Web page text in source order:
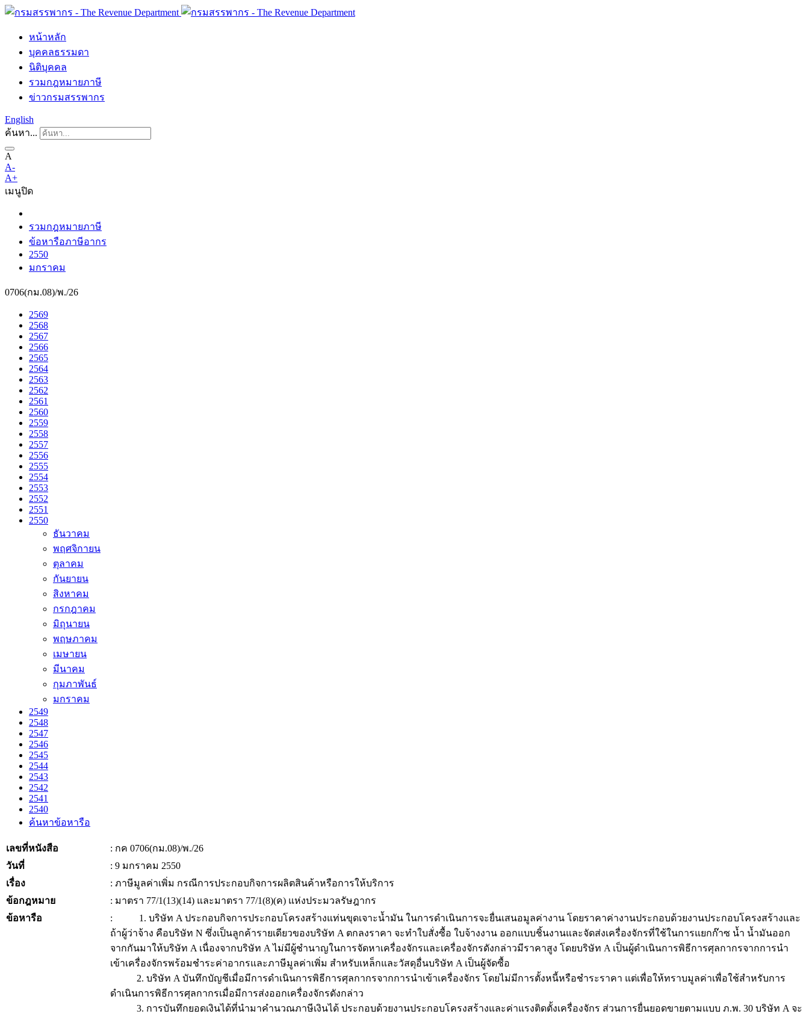
หน้าหลัก
บุคคลธรรมดา
นิติบุคคล
รวมกฎหมายภาษี
ข่าวกรมสรรพากร
English
ค้นหา...
A
A-
A+
เมนูปิด
รวมกฎหมายภาษี
ข้อหารือภาษีอากร
2550
มกราคม
0706(กม.08)/พ./26
2569
2568
2567
2566
2565
2564
2563
2562
2561
2560
2559
2558
2557
2556
2555
2554
2553
2552
2551
2550
ธันวาคม
พฤศจิกายน
ตุลาคม
กันยายน
สิงหาคม
กรกฎาคม
มิถุนายน
พฤษภาคม
เมษายน
มีนาคม
กุมภาพันธ์
มกราคม
2549
2548
2547
2546
2545
2544
2543
2542
2541
2540
ค้นหาข้อหารือ
เลขที่หนังสือ
: กค 0706(กม.08)/พ./26
วันที่
: 9 มกราคม 2550
เรื่อง
: ภาษีมูลค่าเพิ่ม กรณีการประกอบกิจการผลิตสินค้าหรือการให้บริการ
ข้อกฎหมาย
: มาตรา 77/1(13)(14) และมาตรา 77/1(8)(ค) แห่งประมวลรัษฎากร
ข้อหารือ
: 1. บริษัท A ประกอบกิจการประกอบโครงสร้างแท่นขุดเจาะน้ำมัน ในการดำเนินการจะยื่นเสนอมูลค่างาน โดยราคาค่างานประกอบด้วยงานประกอบโครงสร้างและ
ถ้าผู้ว่าจ้าง คือบริษัท N ซึ่งเป็นลูกค้ารายเดียวของบริษัท A ตกลงราคา จะทำใบสั่งซื้อ ใบจ้างงาน ออกแบบชิ้นงานและจัดส่งเครื่องจักรที่ใช้ในการแยกก๊าซ น้ำ น้ำมันออก
จากกันมาให้บริษัท A เนื่องจากบริษัท A ไม่มีผู้ชำนาญในการจัดหาเครื่องจักรและเครื่องจักรดังกล่าวมีราคาสูง โดยบริษัท A เป็นผู้ดำเนินการพิธีการศุลกากรจากการนำ
เข้าเครื่องจักรพร้อมชำระค่าอากรและภาษีมูลค่าเพิ่ม สำหรับเหล็กและวัสดุอื่นบริษัท A เป็นผู้จัดซื้อ
2. บริษัท A บันทึกบัญชีเมื่อมีการดำเนินการพิธีการศุลกากรจากการนำเข้าเครื่องจักร โดยไม่มีการตั้งหนี้หรือชำระราคา แต่เพื่อให้ทราบมูลค่าเพื่อใช้สำหรับการ
ดำเนินการพิธีการศุลกากรเมื่อมีการส่งออกเครื่องจักรดังกล่าว
3. การบันทึกยอดเงินได้ที่นำมาคำนวณภาษีเงินได้ ประกอบด้วยงานประกอบโครงสร้างและค่าแรงติดตั้งเครื่องจักร ส่วนการยื่นยอดขายตามแบบ ภ.พ. 30 บริษัท A จะ